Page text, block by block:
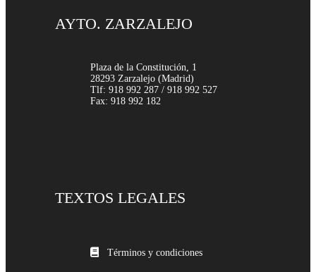
AYTO. ZARZALEJO
Plaza de la Constitución, 1
28293 Zarzalejo (Madrid)
Tlf: 918 992 287 / 918 992 527
Fax: 918 992 182
TEXTOS LEGALES
Términos y condiciones